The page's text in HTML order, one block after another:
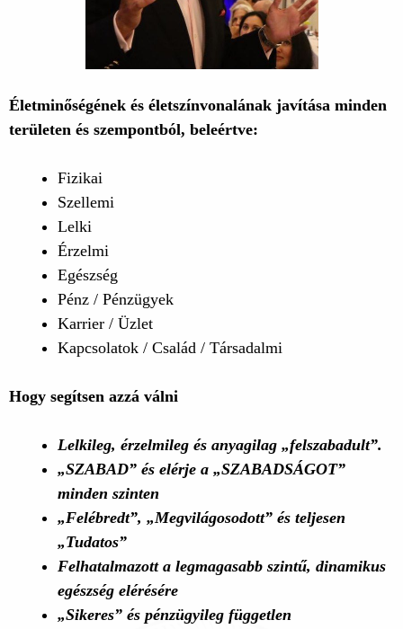
Életminőségének és életszínvonalának javítása minden
területen és szempontból, beleértve:
Fizikai
Szellemi
Lelki
Érzelmi
Egészség
Pénz / Pénzügyek
Karrier / Üzlet
Kapcsolatok / Család / Társadalmi
Hogy segítsen azzá válni
Lelkileg, érzelmileg és anyagilag „felszabadult”.
„SZABAD” és elérje a „SZABADSÁGOT”
minden szinten
„Felébredt”, „Megvilágosodott” és teljesen
„Tudatos”
Felhatalmazott a legmagasabb szintű, dinamikus
egészség elérésére
„Sikeres” és pénzügyileg független